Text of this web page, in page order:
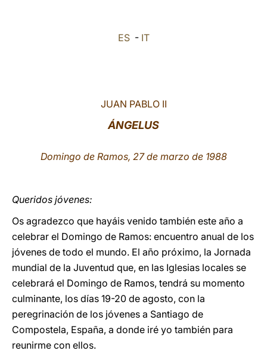
ES- IT
JUAN PABLO II
ÁNGELUS
Domingo de Ramos, 27 de marzo de 1988
Queridos jóvenes:
Os agradezco que hayáis venido también este año a
celebrar el Domingo de Ramos: encuentro anual de los
jóvenes de todo el mundo. El año próximo, la Jornada
mundial de la Juventud que, en las Iglesias locales se
celebrará el Domingo de Ramos, tendrá su momento
culminante, los días 19-20 de agosto, con la
peregrinación de los jóvenes a Santiago de
Compostela, España, a donde iré yo también para
reunirme con ellos.